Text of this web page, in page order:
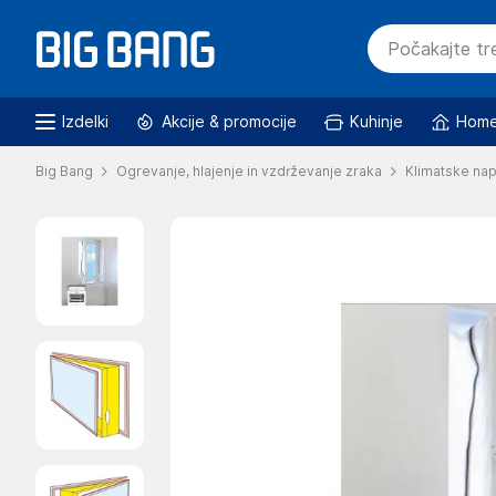
Izdelki Akcije & promocije Kuhinje
Big Bang Ogrevanje, hlajenje in vzdrževanje zraka Klimatske